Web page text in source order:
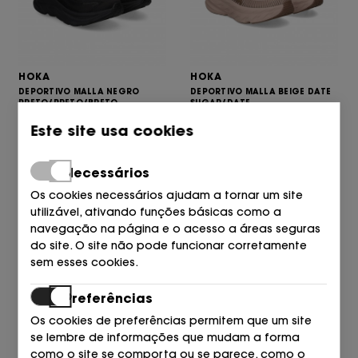
HOKA
DEPORTIVO MALLA NEGRO
PRETO/PRETO/BRETO
HOKA
DEPORTIVO MALLA BEIGE DATE
SUGAR/DATE
HOKA
BONANZA NEOPRENO+GOMA
HOKA
ZUECO NYLON MARRON LIGHT
Este site usa cookies
Necessários
Os cookies necessários ajudam a tornar um site
utilizável, ativando funções básicas como a
navegação na página e o acesso a áreas seguras
do site. O site não pode funcionar corretamente
sem esses cookies.
Preferências
Os cookies de preferências permitem que um site
se lembre de informações que mudam a forma
como o site se comporta ou se parece, como o